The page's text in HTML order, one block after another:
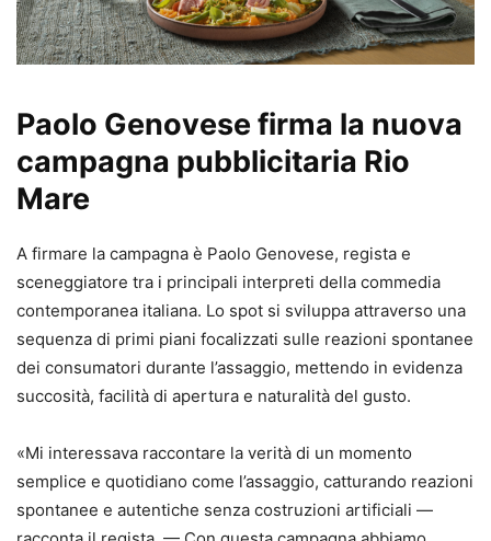
Paolo Genovese firma la nuova
campagna pubblicitaria Rio
Mare
A firmare la campagna è Paolo Genovese, regista e
sceneggiatore tra i principali interpreti della commedia
contemporanea italiana. Lo spot si sviluppa attraverso una
sequenza di primi piani focalizzati sulle reazioni spontanee
dei consumatori durante l’assaggio, mettendo in evidenza
succosità, facilità di apertura e naturalità del gusto.
«Mi interessava raccontare la verità di un momento
semplice e quotidiano come l’assaggio, catturando reazioni
spontanee e autentiche senza costruzioni artificiali —